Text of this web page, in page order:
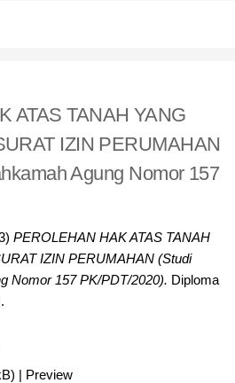
ATAS TANAH YANG
IZIN PERUMAHAN
Agung Nomor 157
PEROLEHAN HAK ATAS TANAH
IZIN PERUMAHAN (Studi
Nomor 157 PK/PDT/2020). Diploma
Preview